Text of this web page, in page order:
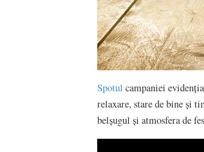
Spotul campaniei
relaxare, stare de bine şi
belșugul și atmosfera de